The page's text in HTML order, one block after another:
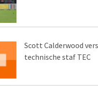
Scott Calderwood
technische staf TEC